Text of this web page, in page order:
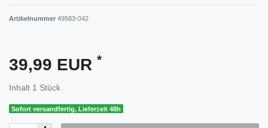
Artikelnummer 49583-042
39,99 EUR *
Inhalt 1 Stück
Sofort versandfertig, Lieferzeit 48h